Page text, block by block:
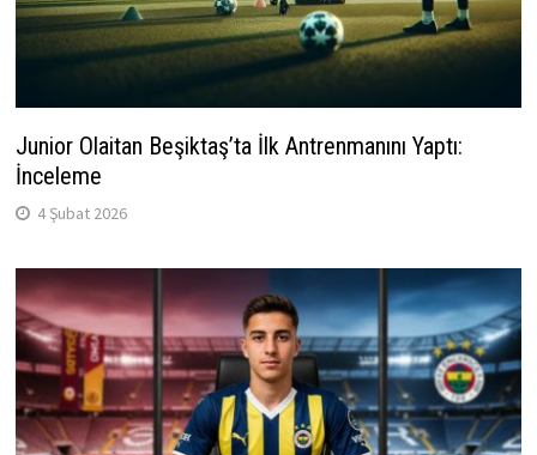
Junior Olaitan Beşiktaş’ta İlk Antrenmanını Yaptı:
İnceleme
4 Şubat 2026